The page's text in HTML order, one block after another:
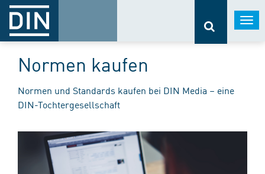
Normen kaufen
Normen und Standards kaufen bei DIN Media – eine
DIN-Tochtergesellschaft